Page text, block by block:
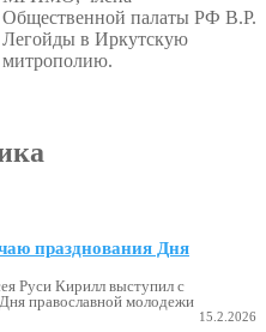
Общественной палаты РФ В.Р.
Легойды в Иркутскую
митрополию.
празднования Дня
Руси Кирилл выступил с
православной молодежи
15.2.2026